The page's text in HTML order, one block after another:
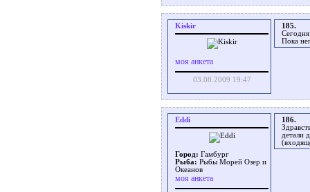
Kiskir
моя анкета
03.08.2009 19:47
185.
Сегодня
Пока
Eddi
Город: Гамбург
Рыба: Рыбы Морей Озер и
Океанов
моя анкета
186.
детали